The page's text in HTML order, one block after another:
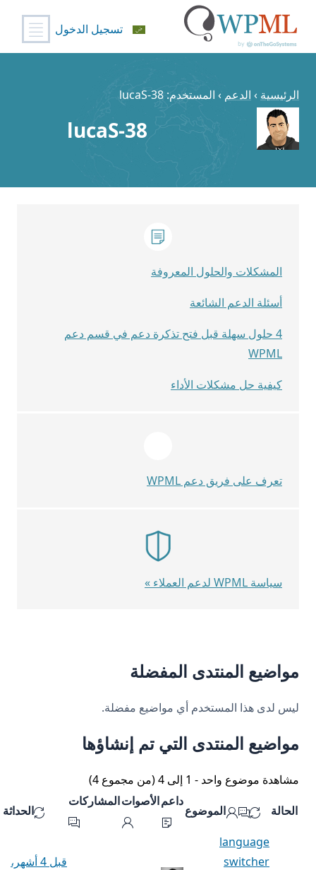
المحتوى
تسجيل الدخول
الرئيسية › الدعم › المستخدم: lucaS-38
lucaS-38
مواضيع المنتدى المفضلة
ليس لدى هذا المستخدم أي مواضيع مفضلة.
مواضيع المنتدى التي تم إنشاؤها
مشاهدة موضوع واحد - 1 إلى 4 (من مجموع 4)
الحالة
الموضوع
داعمالأصواتالمشاركات
الحداثة
language
switcher
قبل 4 أشهر،
المشكلات والحلول المعروفة
أسئلة الدعم الشائعة
4 حلول سهلة قبل فتح تذكرة دعم في قسم دعم
WPML
كيفية حل مشكلات الأداء
تعرف على فريق دعم WPML
سياسة WPML لدعم العملاء »